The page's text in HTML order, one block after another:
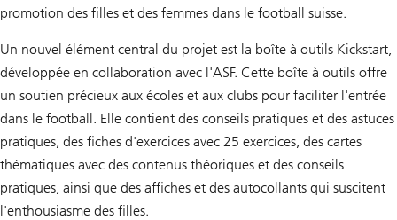
promotion des filles et des femmes dans le football suisse.
Un nouvel élément central du projet est la boîte à outils Kickstart,
développée en collaboration avec l'ASF. Cette boîte à outils offre
un soutien précieux aux écoles et aux clubs pour faciliter l'entrée
dans le football. Elle contient des conseils pratiques et des astuces
pratiques, des fiches d'exercices avec 25 exercices, des cartes
thématiques avec des contenus théoriques et des conseils
pratiques, ainsi que des affiches et des autocollants qui suscitent
l'enthousiasme des filles.